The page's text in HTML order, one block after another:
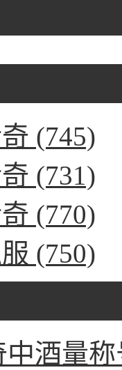
(745)
(731)
(770)
(750)
中酒量